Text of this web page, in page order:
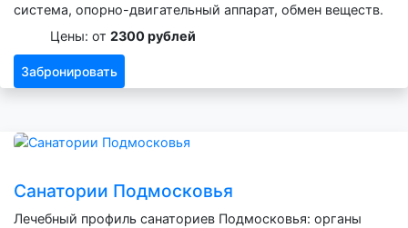
система, опорно-двигательный аппарат, обмен веществ.
Цены: от 2300 рублей
Забронировать
Санатории Подмосковья
Лечебный профиль санаториев Подмосковья: органы